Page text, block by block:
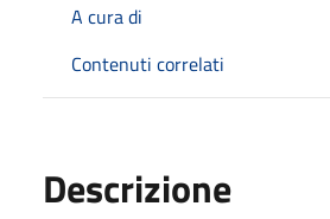
A cura di
Contenuti correlati
Descrizione